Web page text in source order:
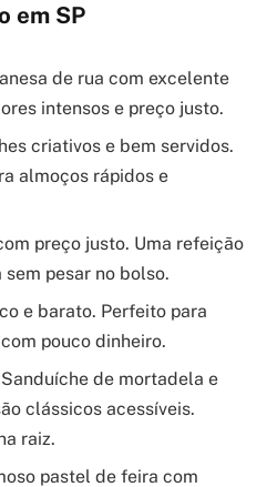
em SP
de rua com excelente
intensos e preço justo.
criativos e bem servidos.
almoços rápidos e
preço justo. Uma refeição
pesar no bolso.
e barato. Perfeito para
pouco dinheiro.
Sanduíche de mortadela e
clássicos acessíveis.
raiz.
pastel de feira com